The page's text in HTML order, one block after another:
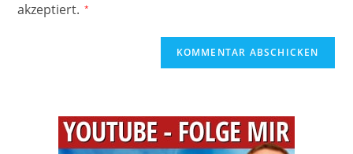
akzeptiert. *